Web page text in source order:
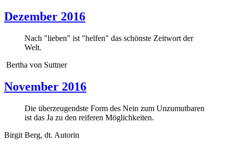
Dezember 2016
Nach "lieben" ist "helfen" das schönste Zeitwort der
Welt.
Bertha von Suttner
November 2016
Die überzeugendste Form des Nein zum Unzumutbaren
ist das Ja zu den reiferen Möglichkeiten.
Birgit Berg, dt. Autorin